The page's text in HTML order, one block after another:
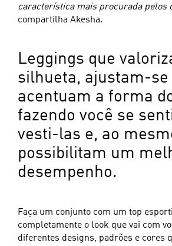
característica mais procurada pelos
compartilha Akesha.
Leggings que
silhueta, ajustam-se
acentuam a forma
fazendo você se
vesti-las e, ao
possibilitam um
desempenho.
Faça um conjunto com um top
completamente o look que vai com
diferentes designs, padrões e cores